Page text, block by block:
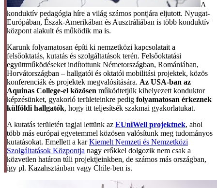
A
konduktív pedagógia híre a világ számos pontjára eljutott. Nyugat-
Európában, Észak-Amerikában és Ausztráliában is több konduktív
központ alakult és működik ma is.
Karunk folyamatosan építi ki nemzetközi kapcsolatait a
felsőoktatás, kutatás és szolgáltatások terén. Felsőoktatási
együttműködéseket indítottunk Németországban, Romániában,
Horvátországban – hallgatói és oktatói mobilitási projektek, közös
konferenciák és projektek megvalósítására. Az USA-ban az
Aquinas College-el közösen működtetjük kihelyezett konduktor
képzésünket, gyakorló területeinkre pedig folyamatosan érkeznek
külföldi hallgatók, hogy itt teljesítsék szakmai gyakorlatukat.
A kutatás területén tagjai lettünk az EUniWell projektnek, ahol
több más európai egyetemmel közösen valósítunk meg tudományos
kutatásokat. Emellett a karKiemelt Nemzeti és Nemzetközi
Szolgáltatások Központja nagy erőkkel dolgozik nem csak a
közvetlen határon túli projektjeinkben, de számos más országban,
így pl. Kazahsztánban vagy Chile-ben is.